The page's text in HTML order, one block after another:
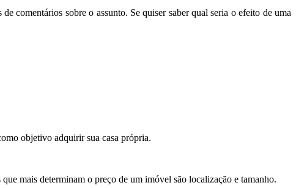
de comentários sobre o assunto. Se quiser saber qual seria o efeito de uma
objetivo adquirir sua casa própria.
mais determinam o preço de um imóvel são localização e tamanho.